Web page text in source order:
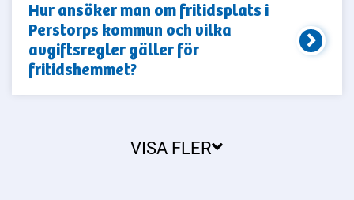
Hur ansöker man om fritidsplats i
Perstorps kommun och vilka
avgiftsregler gäller för
fritidshemmet?
VISA FLER